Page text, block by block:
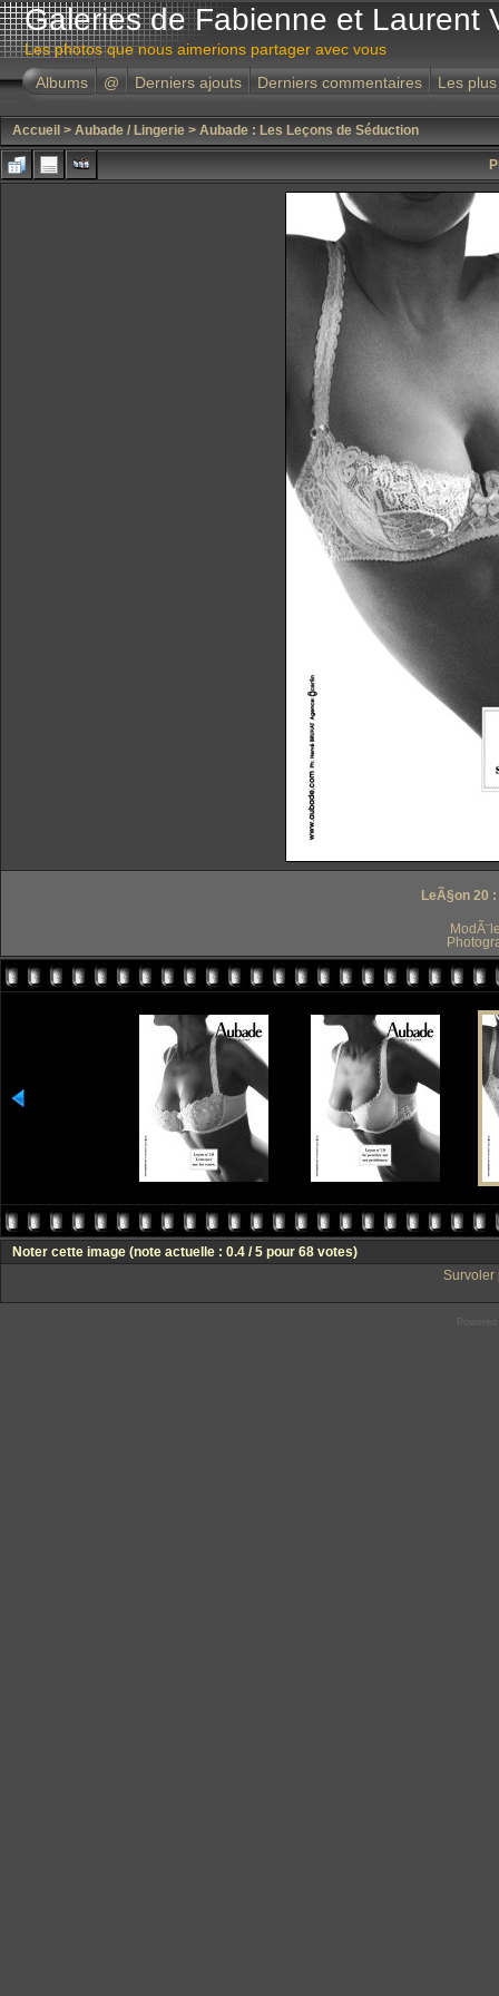
Galeries de Fabienne et Laurent
Les photos que nous aimerions partager avec vous
Albums
@ Derniers ajouts Derniers commentaires Les
Accueil > Aubade / Lingerie > Aubade : Les Leçons de Séduction
LeÃ§on 20
Noter cette image (note actuelle : 0.4 / 5 pour 68 votes)
Survoler